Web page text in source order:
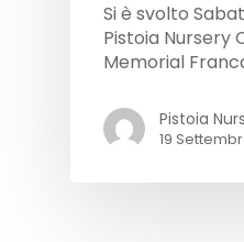
Si è svolto
Pistoia Nursery
Memorial
Pistoia
19